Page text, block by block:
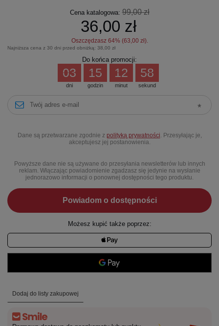
Cena katalogowa:99,00 zł
36,00 zł
Oszczędzasz 64% (63,00 zł).
Najniższa cena z 30 dni przed obniżką: 38,00 zł
Do końca promocji:
dni
03
godzin
15
minut
12
sekund
58
Dane są przetwarzane zgodnie z polityką prywatności . Przesyłając je,
akceptujesz jej postanowienia.
Powyższe dane nie są używane do przesyłania newsletterów lub innych
reklam. Włączając powiadomienie zgadzasz się jedynie na wysłanie
jednorazowo informacji o ponownej dostępności tego produktu.
Powiadom o dostępności
Możesz kupić także poprzez:
Dodaj do listy zakupowej